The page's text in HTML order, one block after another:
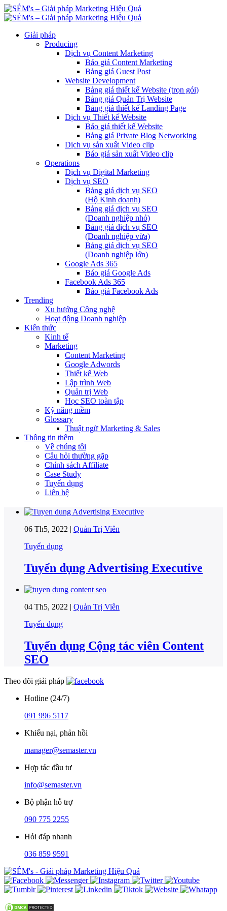
Giải pháp
Producing
Dịch vụ Content Marketing
Báo giá Content Marketing
Bảng giá Guest Post
Website Development
Bảng giá thiết kế Website (trọn gói)
Bảng giá Quản Trị Website
Bảng giá thiết kế Landing Page
Dịch vụ Thiết kế Website
Báo giá thiết kế Website
Bảng giá Private Blog Networking
Dịch vụ sản xuất Video clip
Báo giá sản xuất Video clip
Operations
Dịch vụ Digital Marketing
Dịch vụ SEO
Bảng giá dịch vụ SEO
(Hộ Kinh doanh)
Bảng giá dịch vụ SEO
(Doanh nghiệp nhỏ)
Bảng giá dịch vụ SEO
(Doanh nghiệp vừa)
Bảng giá dịch vụ SEO
(Doanh nghiệp lớn)
Google Ads 365
Báo giá Google Ads
Facebook Ads 365
Báo giá Facebook Ads
Trending
Xu hướng Công nghệ
Hoạt động Doanh nghiệp
Kiến thức
Kinh tế
Marketing
Content Marketing
Google Adwords
Thiết kế Web
Lập trình Web
Quản trị Web
Học SEO toàn tập
Kỹ năng mềm
Glossary
Thuật ngữ Marketing & Sales
Thông tin thêm
Về chúng tôi
Câu hỏi thường gặp
Chính sách Affiliate
Case Study
Tuyển dụng
Liên hệ
06 Th5, 2022 | Quản Trị Viên
Tuyển dụng
Tuyển dụng Advertising Executive
04 Th5, 2022 | Quản Trị Viên
Tuyển dụng
Tuyển dụng Cộng tác viên Content
SEO
Theo dõi giải pháp
Hotline (24/7)
091 996 5117
Khiếu nại, phản hồi
manager@semaster.vn
Hợp tác đầu tư
info@semaster.vn
Bộ phận hỗ trợ
090 775 2255
Hỏi đáp nhanh
036 859 9591